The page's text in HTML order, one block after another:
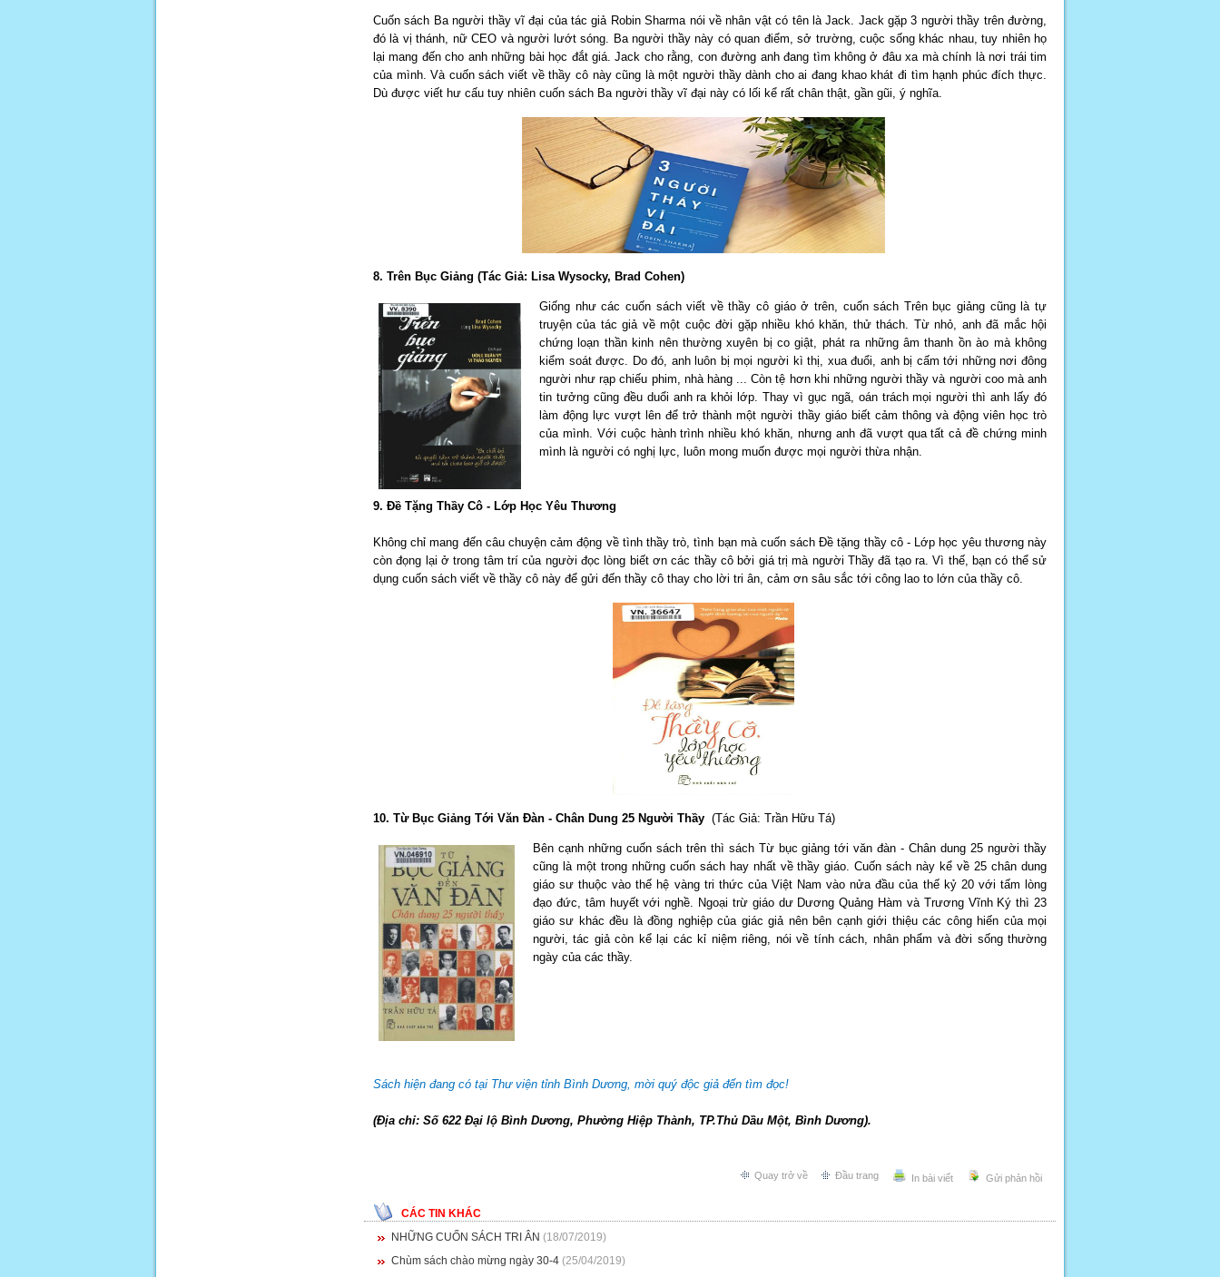
Cuốn sách Ba người thầy vĩ đại của tác giả Robin Sharma nói về nhân vật có tên là Jack. Jack gặp 3 người thầy trên đường,
đó là vị thánh, nữ CEO và người lướt sóng. Ba người thầy này có quan điểm, sở trường, cuộc sống khác nhau, tuy nhiên họ
lại mang đến cho anh những bài học đắt giá. Jack cho rằng, con đường anh đang tìm không ở đâu xa mà chính là nơi trái tim
của mình. Và cuốn sách viết về thầy cô này cũng là một người thầy dành cho ai đang khao khát đi tìm hạnh phúc đích thực.
Dù được viết hư cấu tuy nhiên cuốn sách Ba người thầy vĩ đại này có lối kể rất chân thật, gần gũi, ý nghĩa.
8. Trên Bục Giảng (Tác Giả: Lisa Wysocky, Brad Cohen)
Giống như các cuốn sách viết về thầy cô giáo ở trên, cuốn sách Trên bục giảng cũng là tự
truyện của tác giả về một cuộc đời gặp nhiều khó khăn, thử thách. Từ nhỏ, anh đã mắc hội
chứng loạn thần kinh nên thường xuyên bị co giật, phát ra những âm thanh ồn ào mà không
kiểm soát được. Do đó, anh luôn bị mọi người kì thị, xua đuổi, anh bị cấm tới những nơi đông
người như rạp chiếu phim, nhà hàng ... Còn tệ hơn khi những người thầy và người coo mà anh
tin tưởng cũng đều duổi anh ra khỏi lớp. Thay vì gục ngã, oán trách mọi người thì anh lấy đó
làm động lực vượt lên để trở thành một người thầy giáo biết cảm thông và động viên học trò
của mình. Với cuộc hành trình nhiều khó khăn, nhưng anh đã vượt qua tất cả đề chứng minh
mình là người có nghị lực, luôn mong muốn được mọi người thừa nhận.
9. Đề Tặng Thầy Cô - Lớp Học Yêu Thương
Không chỉ mang đến câu chuyện cảm động về tình thầy trò, tình bạn mà cuốn sách Đề tặng thầy cô - Lớp học yêu thương này
còn đọng lại ở trong tâm trí của người đọc lòng biết ơn các thầy cô bởi giá trị mà người Thầy đã tạo ra. Vì thế, bạn có thể sử
dụng cuốn sách viết về thầy cô này để gửi đến thầy cô thay cho lời tri ân, cảm ơn sâu sắc tới công lao to lớn của thầy cô.
10. Từ Bục Giảng Tới Văn Đàn - Chân Dung 25 Người Thầy (Tác Giả: Trần Hữu Tá)
Bên cạnh những cuốn sách trên thì sách Từ bục giảng tới văn đàn - Chân dung 25 người thầy
cũng là một trong những cuốn sách hay nhất về thầy giáo. Cuốn sách này kể về 25 chân dung
giáo sư thuộc vào thế hệ vàng tri thức của Việt Nam vào nửa đầu của thế kỷ 20 với tấm lòng
đạo đức, tâm huyết với nghề. Ngoại trừ giáo dư Dương Quảng Hàm và Trương Vĩnh Ký thì 23
giáo sư khác đều là đồng nghiệp của giác giả nên bên cạnh giới thiệu các công hiến của mọi
người, tác giả còn kể lại các kỉ niệm riêng, nói về tính cách, nhân phẩm và đời sống thường
ngày của các thầy.
Sách hiện đang có tại Thư viện tỉnh Bình Dương, mời quý độc giả đến tìm đọc!
(Địa chỉ: Số 622 Đại lộ Bình Dương, Phường Hiệp Thành, TP.Thủ Dầu Một, Bình Dương).
Gửi phản hồi
In bài viết
Đầu trang
Quay trở về
CÁC TIN KHÁC
NHỮNG CUỐN SÁCH TRI ÂN (18/07/2019)
Chùm sách chào mừng ngày 30-4 (25/04/2019)